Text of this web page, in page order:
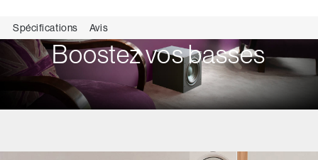
Spécifications Avis
Boostez vos basses